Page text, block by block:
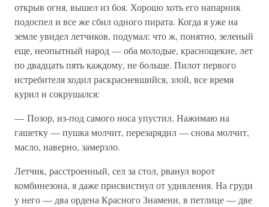
открыв огня, вышел из боя. Хорошо хоть его напарник
подоспел и все же сбил одного пирата. Когда я уже на
земле увидел летчиков, подумал: что ж, понятно, зеленый
еще, неопытный народ — оба молодые, краснощекие, лет
по двадцать пять каждому, не больше. Пилот первого
истребителя ходил раскрасневшийся, злой, все время
курил и сокрушался:
— Позор, из-под самого носа упустил. Нажимаю на
гашетку — пушка молчит, перезарядил — снова молчит,
масло, наверно, замерзло.
Летчик, расстроенный, сел за стол, рванул ворот
комбинезона, я даже присвистнул от удивления. На груди
у него — два ордена Красного Знамени, в петлице — две